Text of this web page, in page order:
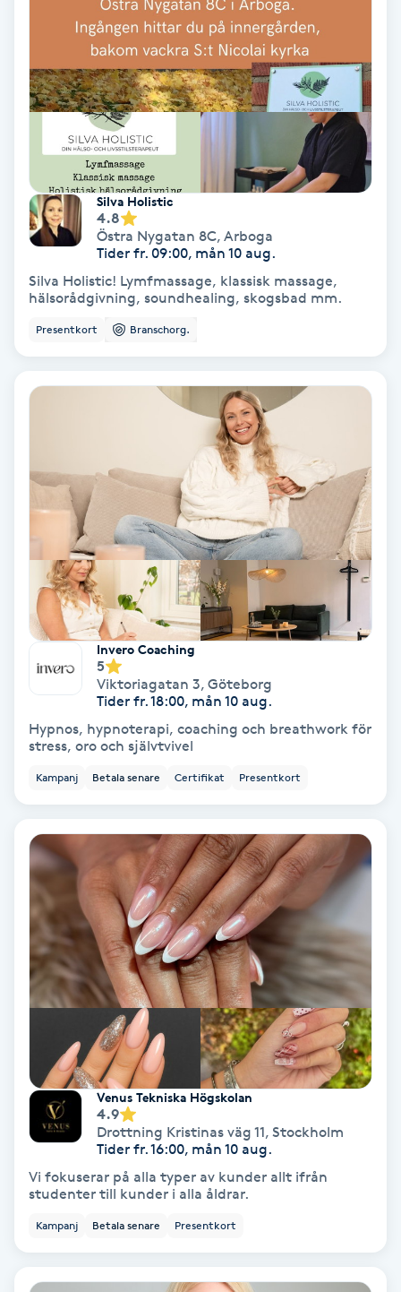
Tatueringsborttagning
Terapi
Thaimassage
Toning
Torr hårbotten
Torrborstning
Triggerpunktsmassage
Trådning
Tvätt & Fön
Vaccination
Vampyrbehandling
Vaxning
Vinyasa Yoga
Volymfransar
Vårtor
Yoga
Yoga Nidra
Yogamassage
Silva Holistic
4.8
Östra Nygatan 8C, Arboga
Tider fr. 09:00, mån 10 aug.
Silva Holistic! Lymfmassage, klassisk massage,
hälsorådgivning, soundhealing, skogsbad mm.
Presentkort Branschorg.
Invero Coaching
5
Viktoriagatan 3, Göteborg
Tider fr. 18:00, mån 10 aug.
Hypnos, hypnoterapi, coaching och breathwork för
stress, oro och självtvivel
Kampanj Betala senare Certifikat Presentkort
Venus Tekniska Högskolan
4.9
Drottning Kristinas väg 11, Stockholm
Tider fr. 16:00, mån 10 aug.
Vi fokuserar på alla typer av kunder allt ifrån
studenter till kunder i alla åldrar.
Kampanj Betala senare Presentkort